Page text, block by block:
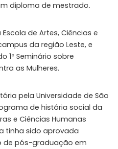
diploma de mestrado.
de Artes, Ciências e
da região Leste, e
1º Seminário sobre
as Mulheres.
pela Universidade de São
de história social da
e Ciências Humanas
tinha sido aprovada
de pós-graduação em